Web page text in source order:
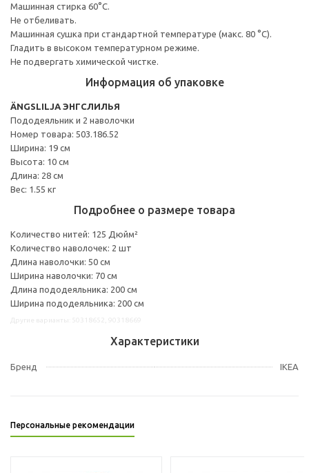
Машинная стирка 60°С.
Не отбеливать.
Машинная сушка при стандартной температуре (макс. 80 °C).
Гладить в высоком температурном режиме.
Не подвергать химической чистке.
Информация об упаковке
ÄNGSLILJA ЭНГСЛИЛЬЯ
Пододеяльник и 2 наволочки
Номер товара: 503.186.52
Ширина: 19 см
Высота: 10 см
Длина: 28 см
Вес: 1.55 кг
Подробнее о размере товара
Количество нитей: 125 Дюйм²
Количество наволочек: 2 шт
Длина наволочки: 50 см
Ширина наволочки: 70 см
Длина пододеяльника: 200 см
Ширина пододеяльника: 200 см
Характеристики
Бренд IKEA
Персональные рекомендации